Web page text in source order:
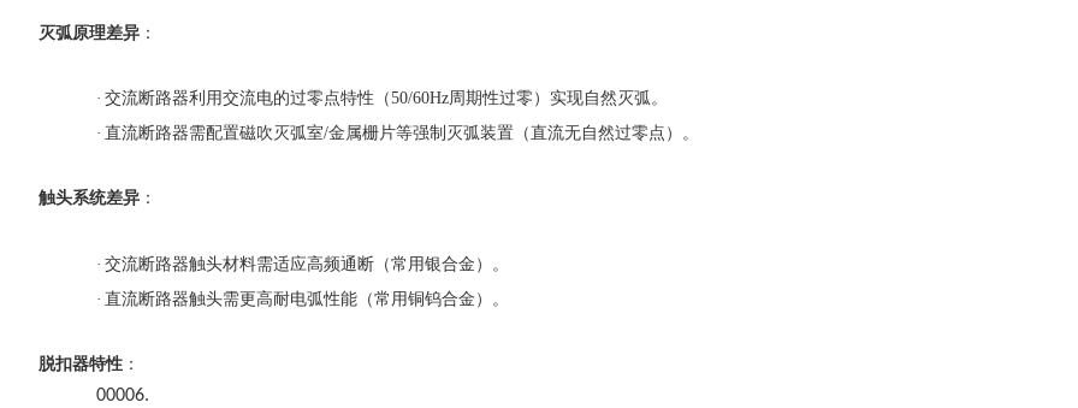
灭弧原理差异 ：
· 交流断路器利用交流电的过零点特性（50/60Hz周期性过零）实现自然灭弧。
· 直流断路器需配置磁吹灭弧室/金属栅片等强制灭弧装置（直流无自然过零点）。
触头系统差异 ：
· 交流断路器触头材料需适应高频通断（常用银合金）。
· 直流断路器触头需更高耐电弧性能（常用铜钨合金）。
脱扣器特性 ：
00006.